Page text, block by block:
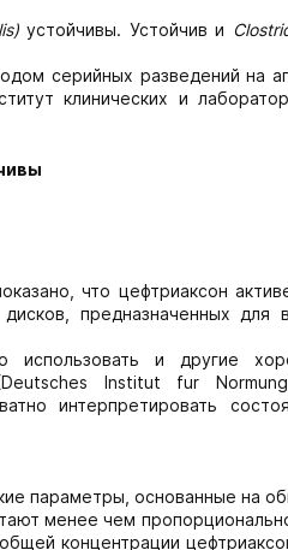
устойчивы. Устойчив и
серийных разведений на
клинических и
что цефтриаксон
предназначенных для
использовать и другие
(Deutsches Institut fur
интерпретировать
параметры, основанные на
менее чем
концентрации